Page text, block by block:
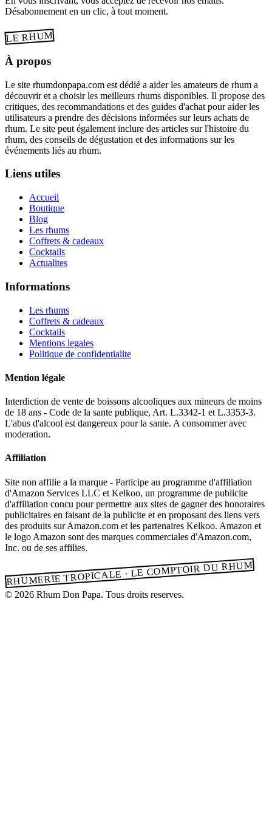
Désabonnement en un clic, à tout moment.
LE RHUM
À propos
Le site rhumdonpapa.com est dédié a aider les amateurs de rhum a
découvrir et a choisir les meilleurs rhums disponibles. Il propose des
critiques, des recommandations et des guides d'achat pour aider les
utilisateurs a prendre des décisions informées sur leurs achats de
rhum. Le site peut également inclure des articles sur l'histoire du
rhum, des conseils de dégustation et des informations sur les
événements liés au rhum.
Liens utiles
Accueil
Boutique
Blog
Les rhums
Coffrets & cadeaux
Cocktails
Actualites
Informations
Les rhums
Coffrets & cadeaux
Cocktails
Mentions legales
Politique de confidentialite
Mention légale
Interdiction de vente de boissons alcooliques aux mineurs de moins
de 18 ans - Code de la sante publique, Art. L.3342-1 et L.3353-3.
L'abus d'alcool est dangereux pour la sante. A consommer avec
moderation.
Affiliation
Site non affilie a la marque - Participe au programme d'affiliation
d'Amazon Services LLC et Kelkoo, un programme de publicite
d'affiliation concu pour permettre aux sites de gagner des honoraires
publicitaires en faisant de la publicite et en proposant des liens vers
des produits sur Amazon.com et les partenaires Kelkoo. Amazon et
le logo Amazon sont des marques commerciales d'Amazon.com,
Inc. ou de ses affilies.
RHUMERIE TROPICALE · LE COMPTOIR DU RHUM
© 2026 Rhum Don Papa. Tous droits reserves.